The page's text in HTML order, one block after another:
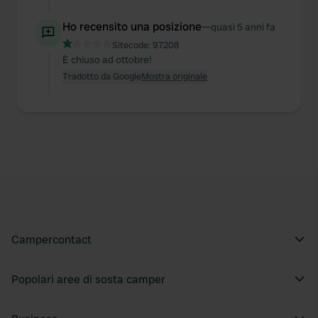
Ho recensito una posizione—quasi 5 anni fa
Sitecode: 97208
È chiuso ad ottobre!
Tradotto da GoogleMostra originale
Campercontact
Popolari aree di sosta camper